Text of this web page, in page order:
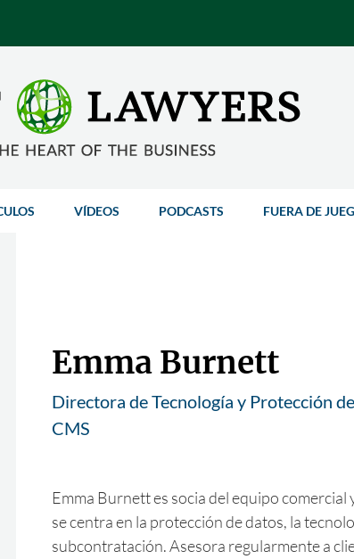
VÍDEOS PODCASTS FUERA DE
Emma Burnett
Directora de Tecnología y Protección
CMS
Emma Burnett es socia del equipo comercial
se centra en la protección de datos, la
subcontratación. Asesora regularmente a